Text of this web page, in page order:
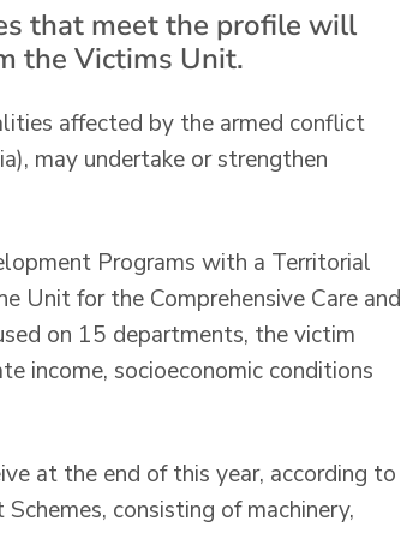
that meet the profile will
the Victims Unit.
affected by the armed conflict
may undertake or strengthen
Programs with a Territorial
Unit for the Comprehensive Care and
on 15 departments, the victim
income, socioeconomic conditions
at the end of this year, according to
consisting of machinery,